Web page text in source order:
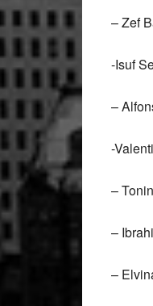
– Zef
-Isuf
–
-
–
–
–